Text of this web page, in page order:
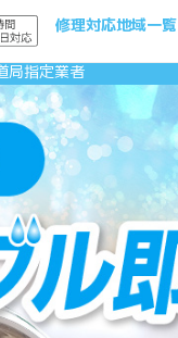
修理対応地域一覧
局指定業者